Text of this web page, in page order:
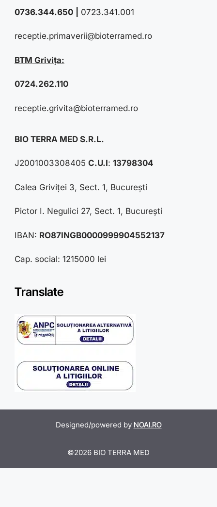
0736.344.650 0723.341.001
receptie.primaverii@bioterramed.ro
BTM Grivița:
0724.262.110
receptie.grivita@bioterramed.ro
BIO TERRA MED S.R.L.
J2001003308405 C.U.I: 13798304
Calea Griviței 3, Sect. 1, București
Pictor I. Negulici 27, Sect. 1, București
IBAN: RO87INGB0000999904552137
Cap. social: 1215000 lei
Translate
Designed/powered by NOAI.RO
©2026 BIO TERRA MED